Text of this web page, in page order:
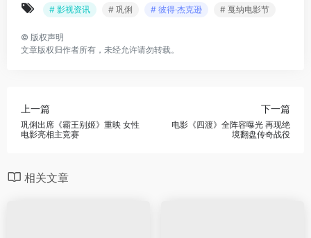
# 影视资讯 # 巩俐 # 彼得·杰克逊 # 戛纳电影节
© 版权声明
文章版权归作者所有，未经允许请勿转载。
上一篇
巩俐出席《霸王别姬》重映 女性
电影亮相主竞赛
下一篇
电影《四渡》全阵容曝光 再现绝
境翻盘传奇战役
相关文章